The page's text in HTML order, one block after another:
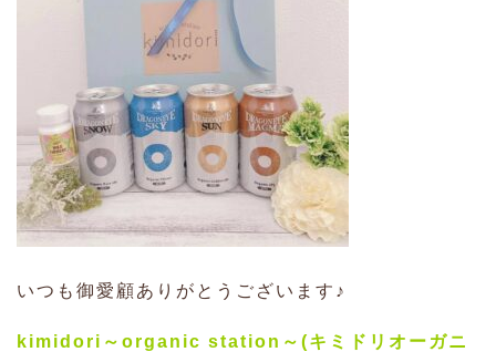
いつも御愛顧ありがとうございます♪
kimidori～organic station ～(キミドリオーガニ